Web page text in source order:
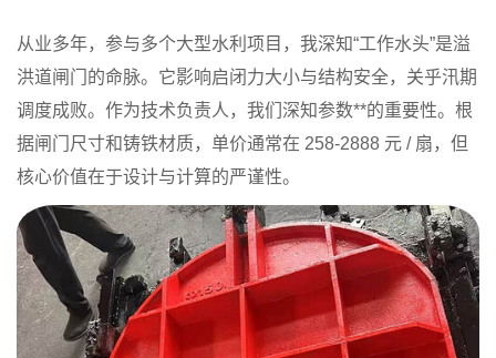
从业多年，参与多个大型水利项目，我深知“工作水头”是溢
洪道闸门的命脉。它影响启闭力大小与结构安全，关乎汛期
调度成败。作为技术负责人，我们深知参数**的重要性。根
据闸门尺寸和铸铁材质，单价通常在 258-2888 元 / 扇，但
核心价值在于设计与计算的严谨性。